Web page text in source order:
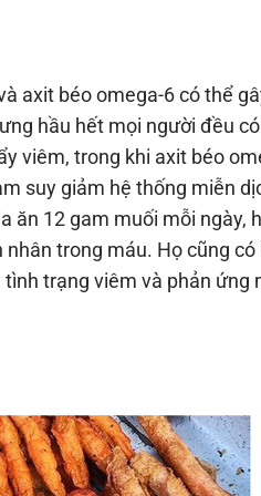
axit béo omega-6 có thể
hầu hết mọi người đều
viêm, trong khi axit béo
suy giảm hệ thống miễn
ăn 12 gam muối mỗi ngày,
trong máu. Họ cũng có
trạng viêm và phản ứng